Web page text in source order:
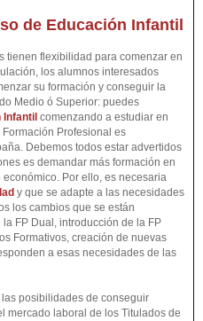
de Educación Infantil
tienen flexibilidad para comenzar en
los alumnos interesados
su formación y conseguir la
Medio ó Superior: puedes
Infantil comenzando a estudiar en
Profesional es
Debemos todos estar advertidos
es demandar más formación en
Por ello, es necesaria
y que se adapte a las necesidades
los cambios que se están
FP Dual, introducción de la FP
Formativos, creación de nuevas
a esas necesidades de las
posibilidades de conseguir
mercado laboral de los Titulados de